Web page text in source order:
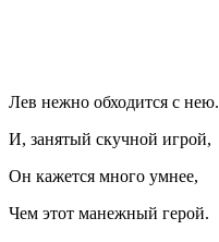
Лев нежно обходится с нею.
И, занятый скучной игрой,
Он кажется много умнее,
Чем этот манежный герой.